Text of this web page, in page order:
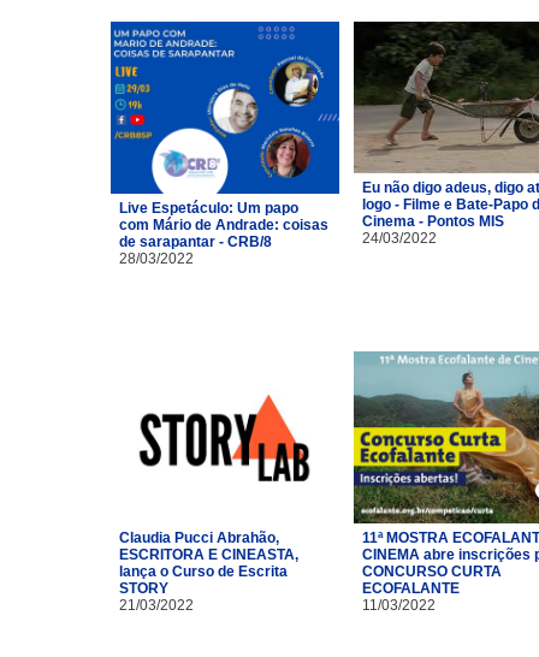
Live Espetáculo: Um papo
com Mário de Andrade: coisas
de sarapantar - CRB/8
28/03/2022
Eu não digo adeus, digo
logo - Filme e Bate-Papo
Cinema - Pontos MIS
24/03/2022
Claudia Pucci Abrahão,
ESCRITORA E CINEASTA,
lança o Curso de Escrita
STORY
21/03/2022
11ª MOSTRA
CINEMA abre inscrições
CONCURSO CURTA
ECOFALANTE
11/03/2022